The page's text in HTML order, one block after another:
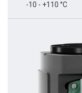
-10 - +110 °C